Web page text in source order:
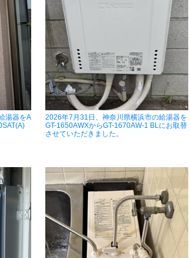
湯器をA
2026年7月31日、神奈川県横浜市の給湯器を
GT-1650AWXからGT-1670AW-1 BLにお取替
させていただきました。